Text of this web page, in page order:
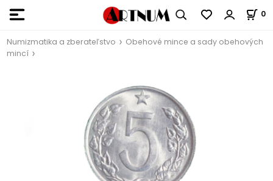
0
Numizmatika a zberateľstvo
Obehové mince a sady obehových
mincí